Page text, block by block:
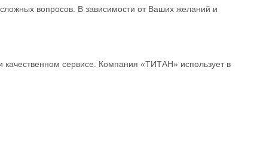
вопросов. В зависимости от Ваших желаний и
качественном сервисе. Компания «ТИТАН» использует в